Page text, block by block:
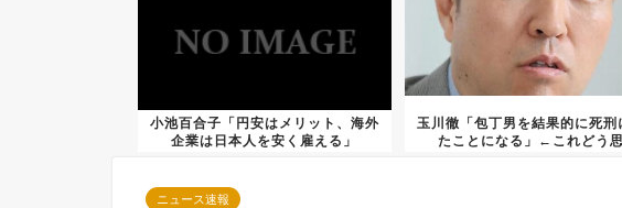
小池百合子「円安はメリット、海外
企業は日本人を安く雇える」
玉川徹「包丁男を結果的に死刑
たことになる」←これどう思
ニュース速報